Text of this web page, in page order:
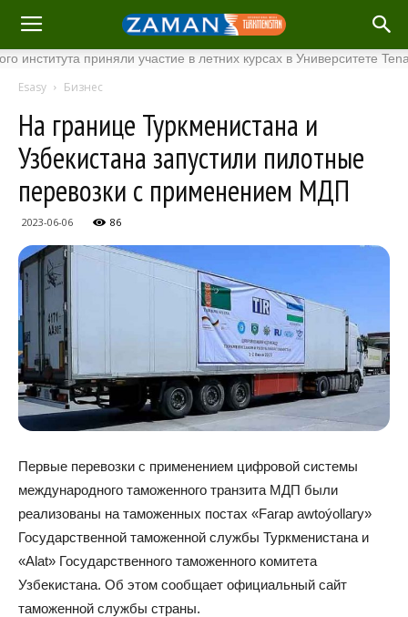
приняли участие в летних курсах в Университете Tenaga
Esasy Бизнес
На границе Туркменистана и
Узбекистана запустили пилотные
перевозки с применением МДП
2023-06-06 86
Первые перевозки с применением цифровой системы
международного таможенного транзита МДП были
реализованы на таможенных постах «Farap awtoýollary»
Государственной таможенной службы Туркменистана и
«Alat» Государственного таможенного комитета
Узбекистана. Об этом сообщает официальный сайт
таможенной службы страны.